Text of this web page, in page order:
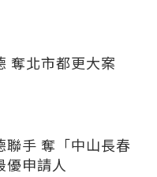
奪北市都更大案
聯手 奪「中山長春
優申請人